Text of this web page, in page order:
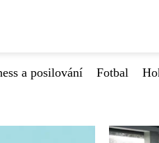
a posilování Fotbal